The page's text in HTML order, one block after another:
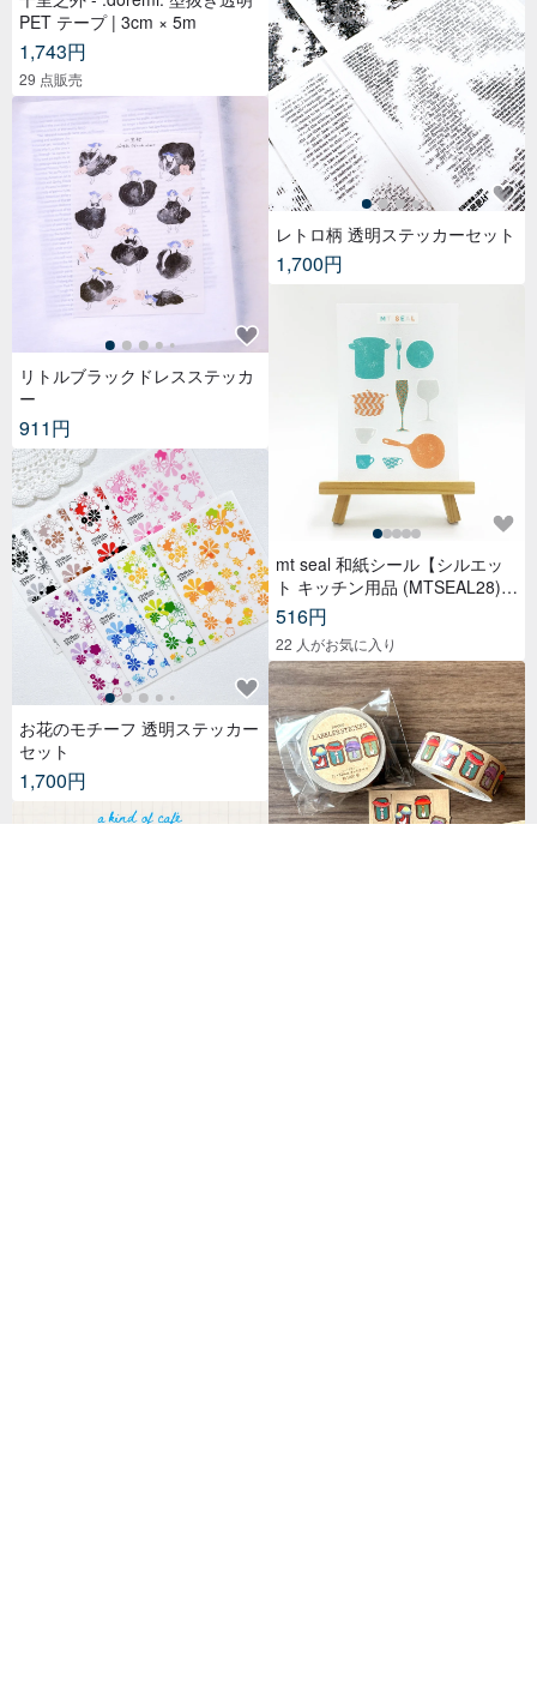
PET テープ | 3cm × 5m
1,743円
29 点販売
リトルブラックドレスステッカ
ー
911円
お花のモチーフ 透明ステッカー
セット
1,700円
レトロ柄 透明ステッカーセット
1,700円
mt seal 和紙シール【シルエッ
ト キッチン用品 (MTSEAL28)】
2017AW
516円
22 人がお気に入り